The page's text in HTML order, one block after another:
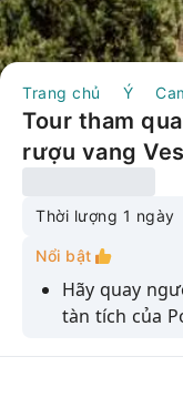
Trang chủ Ý
Tour tham
rượu vang
Thời lượng 1 ngày
Nổi bật
Hãy quay
tàn tích của